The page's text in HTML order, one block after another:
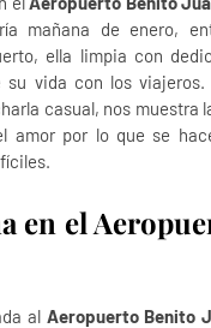
mañana de enero,
ella limpia con
su vida con los
casual, nos muestra
amor por lo que se
en el
al Aeropuerto Benito